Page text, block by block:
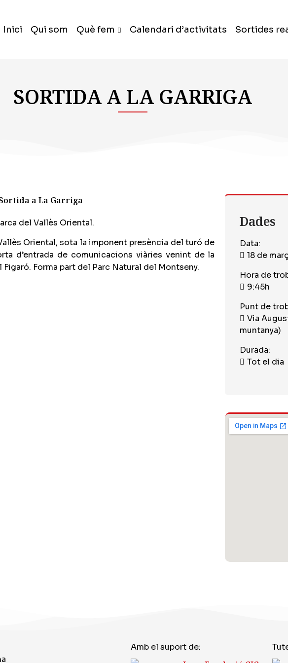
Inici Qui som Què fem Calendari d’activitats Sortides
SORTIDA A LA GARRIGA
del Vallès Oriental.
Oriental, sota la imponent presència del turó de
d’entrada de comunicacions viàries venint de la
Forma part del Parc Natural del Montseny.
Dades
Data:
18 de
Hora de
9:45h
Punt de
Via
muntanya)
Durada:
Tot el dia
Amb el suport de: